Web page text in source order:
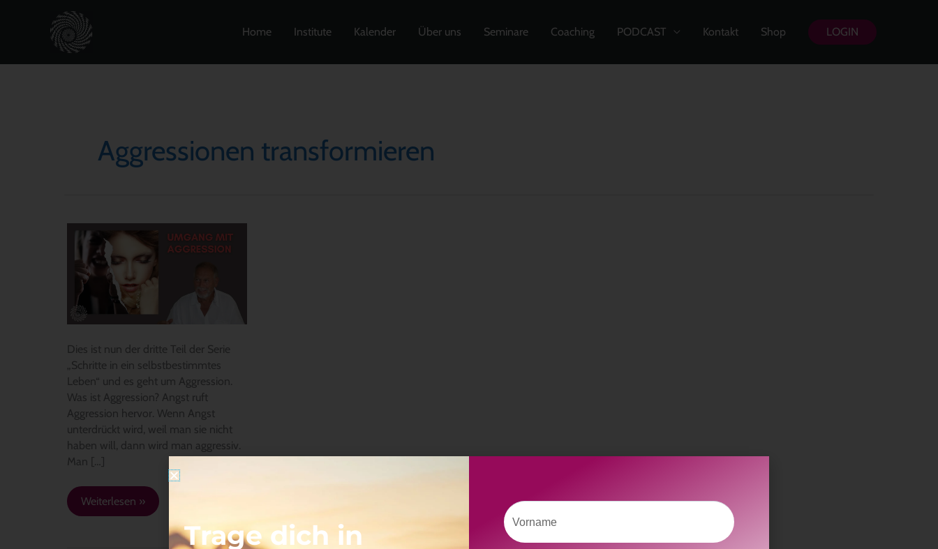
Home Institute Kalender Über uns Seminare Coaching PODCAST Kontakt Shop LOGIN
Aggressionen transformieren
Dies ist nun der dritte Teil der Serie
„Schritte in ein selbstbestimmtes
Leben“ und es geht um Aggression.
Was ist Aggression? Angst ruft
Aggression hervor. Wenn Angst
unterdrückt wird, weil man sie nicht
haben will, dann wird man aggressiv.
Man […]
Wie
entspannt
mit
Aggression
umgehst
Weiterlesen »
Trage dich in
Vorname